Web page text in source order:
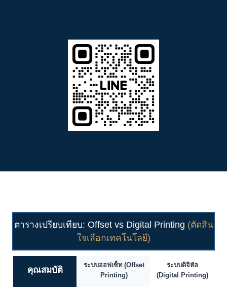
ตารางเปรียบเทียบ: Offset vs Digital Printing (ตัดสิน
ใจเลือกเทคโนโลยี)
คุณสมบัติ
ระบบออฟเซ็ท (Offset
Printing)
ระบบดิจิทัล
(Digital Printing)